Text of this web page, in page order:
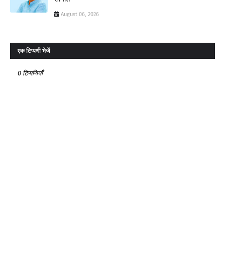
August 06, 2026
एक टिप्पणी भेजें
0 टिप्पणियाँ